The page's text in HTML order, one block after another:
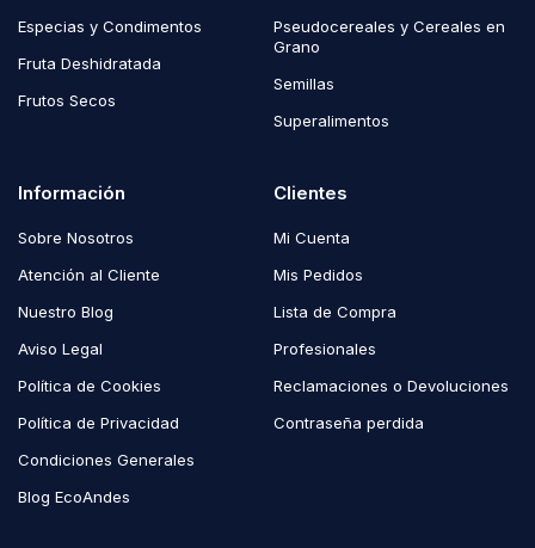
Especias y Condimentos
Fruta Deshidratada
Frutos Secos
Pseudocereales y Cereales en
Grano
Semillas
Superalimentos
Información
Sobre Nosotros
Atención al Cliente
Nuestro Blog
Aviso Legal
Política de Cookies
Política de Privacidad
Condiciones Generales
Blog EcoAndes
Clientes
Mi Cuenta
Mis Pedidos
Lista de Compra
Profesionales
Reclamaciones o Devoluciones
Contraseña perdida